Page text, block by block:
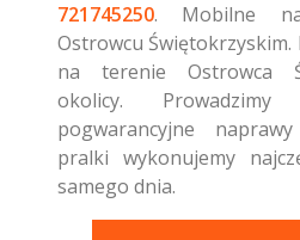
721745250. Mobilne
Ostrowcu
na terenie Ostrowca
okolicy.
pogwarancyjne
pralki wykonujemy
samego dnia.